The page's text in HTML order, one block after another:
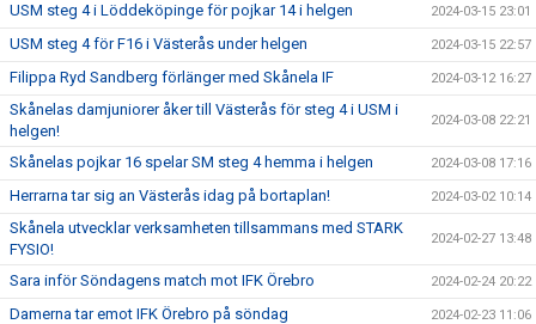
USM steg 4 i Löddeköpinge för pojkar 14 i helgen 2024-03-15 23:01
USM steg 4 för F16 i Västerås under helgen 2024-03-15 22:57
Filippa Ryd Sandberg förlänger med Skånela IF 2024-03-12 16:27
Skånelas damjuniorer åker till Västerås för steg 4 i USM i
helgen!
2024-03-08 22:21
Skånelas pojkar 16 spelar SM steg 4 hemma i helgen 2024-03-08 17:16
Herrarna tar sig an Västerås idag på bortaplan! 2024-03-02 10:14
Skånela utvecklar verksamheten tillsammans med STARK
FYSIO!
2024-02-27 13:48
Sara inför Söndagens match mot IFK Örebro 2024-02-24 20:22
Damerna tar emot IFK Örebro på söndag 2024-02-23 11:06